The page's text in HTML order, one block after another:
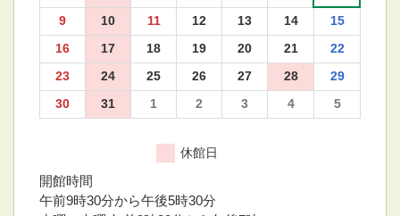
9
10 11 12 13 14
15
16
17 18 19 20 21
22
23
24 25 26 27 28
29
30
31 1 2 3 4 5
開館時間
午前9時30分から午後5時30分